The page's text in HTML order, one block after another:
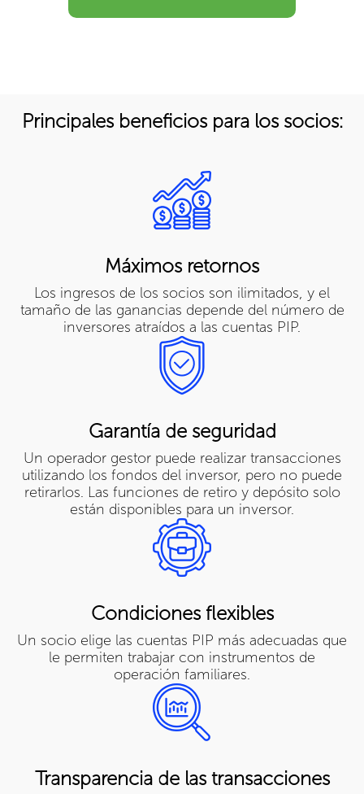
Principales beneficios para los socios:
Máximos retornos
Los ingresos de los socios son ilimitados, y el
tamaño de las ganancias depende del número de
inversores atraídos a las cuentas PIP.
Garantía de seguridad
Un operador gestor puede realizar transacciones
utilizando los fondos del inversor, pero no puede
retirarlos. Las funciones de retiro y depósito solo
están disponibles para un inversor.
Condiciones flexibles
Un socio elige las cuentas PIP más adecuadas que
le permiten trabajar con instrumentos de
operación familiares.
Transparencia de las transacciones